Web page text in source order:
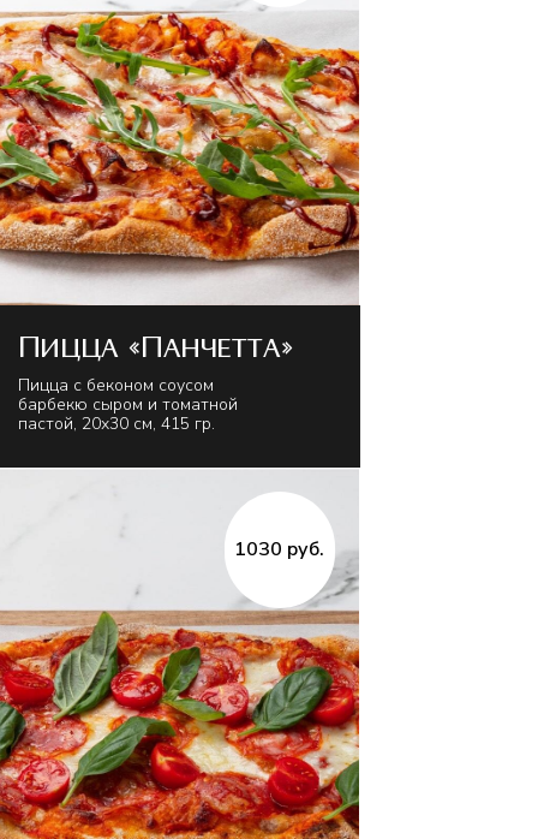
Пицца «Панчетта»
Пицца с беконом соусом
барбекю сыром и томатной
пастой, 20х30 см, 415 гр.
1030 руб.